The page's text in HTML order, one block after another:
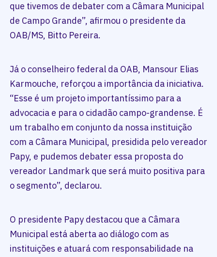
que tivemos de debater com a Câmara Municipal
de Campo Grande”, afirmou o presidente da
OAB/MS, Bitto Pereira.
Já o conselheiro federal da OAB, Mansour Elias
Karmouche, reforçou a importância da iniciativa.
“Esse é um projeto importantíssimo para a
advocacia e para o cidadão campo-grandense. É
um trabalho em conjunto da nossa instituição
com a Câmara Municipal, presidida pelo vereador
Papy, e pudemos debater essa proposta do
vereador Landmark que será muito positiva para
o segmento”, declarou.
O presidente Papy destacou que a Câmara
Municipal está aberta ao diálogo com as
instituições e atuará com responsabilidade na